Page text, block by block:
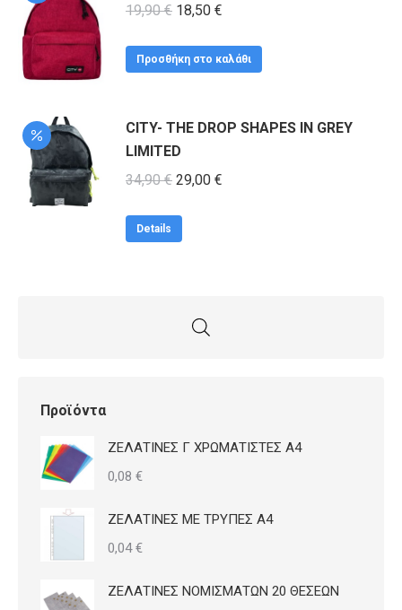
19,90€ Original
was:
18,50 €
τιμή
Προσθήκη στο καλάθι
CITY- THE DROP SHAPES IN GREY
LIMITED
34,90€ Original
29,00 €
Details
Προϊόντα
ΖΕΛΑΤΙΝΕΣ Γ ΧΡΩΜΑΤΙΣΤΕΣ Α4
0,08 €
ΖΕΛΑΤΙΝΕΣ ΜΕ ΤΡΥΠΕΣ Α4
0,04€
ΖΕΛΑΤΙΝΕΣ ΝΟΜΙΣΜΑΤΩΝ 20 ΘΕΣΕΩΝ